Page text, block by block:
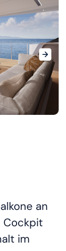
an
Cockpit
im